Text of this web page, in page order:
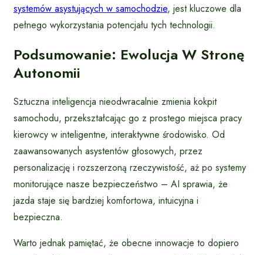
systemów asystujących w samochodzie, jest kluczowe dla
pełnego wykorzystania potencjału tych technologii.
Podsumowanie: Ewolucja W Stronę
Autonomii
Sztuczna inteligencja nieodwracalnie zmienia kokpit
samochodu, przekształcając go z prostego miejsca pracy
kierowcy w inteligentne, interaktywne środowisko. Od
zaawansowanych asystentów głosowych, przez
personalizację i rozszerzoną rzeczywistość, aż po systemy
monitorujące nasze bezpieczeństwo – AI sprawia, że
jazda staje się bardziej komfortowa, intuicyjna i
bezpieczna.
Warto jednak pamiętać, że obecne innowacje to dopiero